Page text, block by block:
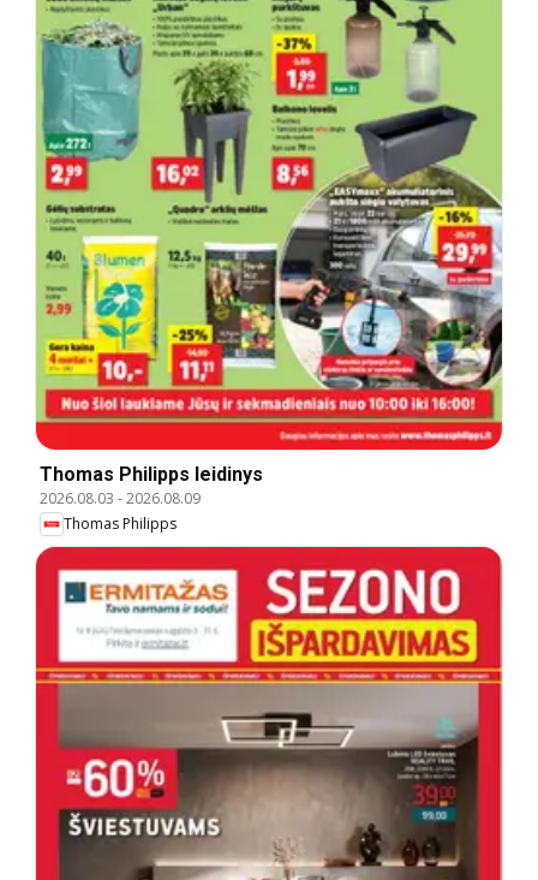
Thomas Philipps leidinys
2026.08.03 -2026.08.09
Thomas Philipps